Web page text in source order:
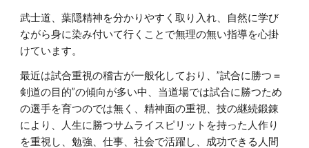
武士道、葉隠精神を分かりやすく取り入れ、自然に学び
ながら身に染み付いて行くことで無理の無い指導を心掛
けています。
最近は試合重視の稽古が一般化しており、”試合に勝つ＝
剣道の目的”の傾向が多い中、当道場では試合に勝つため
の選手を育つのでは無く、精神面の重視、技の継続鍛錬
により、人生に勝つサムライスピリットを持った人作り
を重視し、勉強、仕事、社会で活躍し、成功できる人間